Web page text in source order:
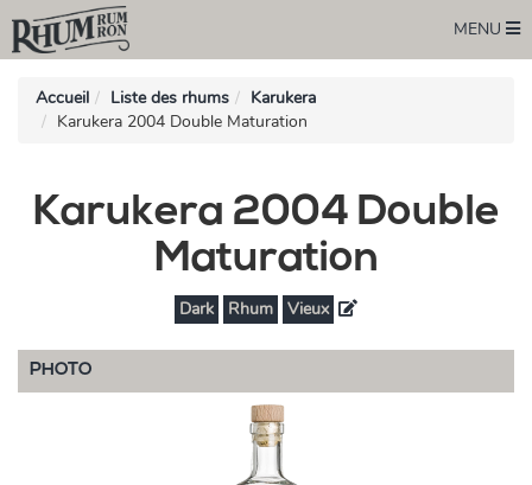
MENU
Accueil Liste des rhums
Karukera
Karukera 2004 Double Maturation
Karukera 2004 Double
Maturation
Dark Rhum Vieux
PHOTO